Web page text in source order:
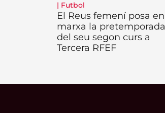
| Futbol
El Reus femení posa en
marxa la pretemporada
del seu segon curs a
Tercera RFEF